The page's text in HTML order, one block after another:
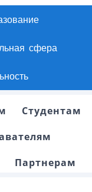
сфера
Студентам
Партнерам